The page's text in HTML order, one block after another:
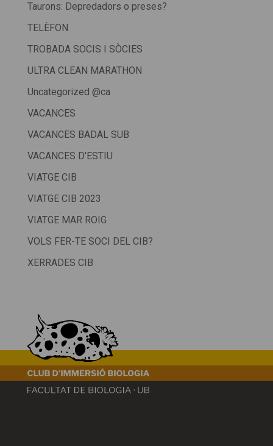
Taurons: Depredadors o preses?
TELÈFON
TROBADA SOCIS I SÒCIES
ULTRA CLEAN MARATHON
Uncategorized @ca
VACANCES
VACANCES BADAL SUB
VACANCES D'ESTIU
VIATGE CIB
VIATGE CIB 2023
VIATGE MAR ROIG
VOLS FER-TE SOCI DEL CIB?
XERRADES CIB